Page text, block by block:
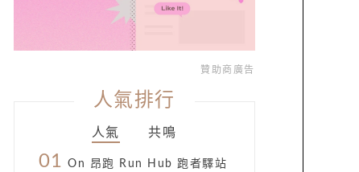
贊助商廣告
人氣排行
人氣 共鳴
01 On 昂跑 Run Hub 跑者驛站